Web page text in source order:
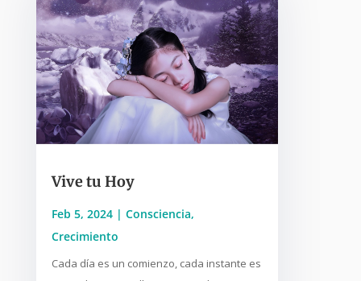
Vive tu Hoy
Feb 5, 2024| Consciencia,
Crecimiento
Cada día es un comienzo, cada instante es